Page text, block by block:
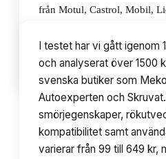
från Motul, Castrol, Mobil,
Innehållsförteckning
I testet har vi gått igenom
och analyserat över 1500
svenska butiker som
Autoexperten och
smörjegenskaper,
kompatibilitet samt
varierar från 99 till 649 kr,